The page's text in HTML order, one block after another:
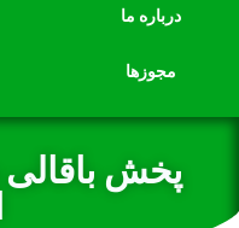
درباره ما
مجوزها
پخش